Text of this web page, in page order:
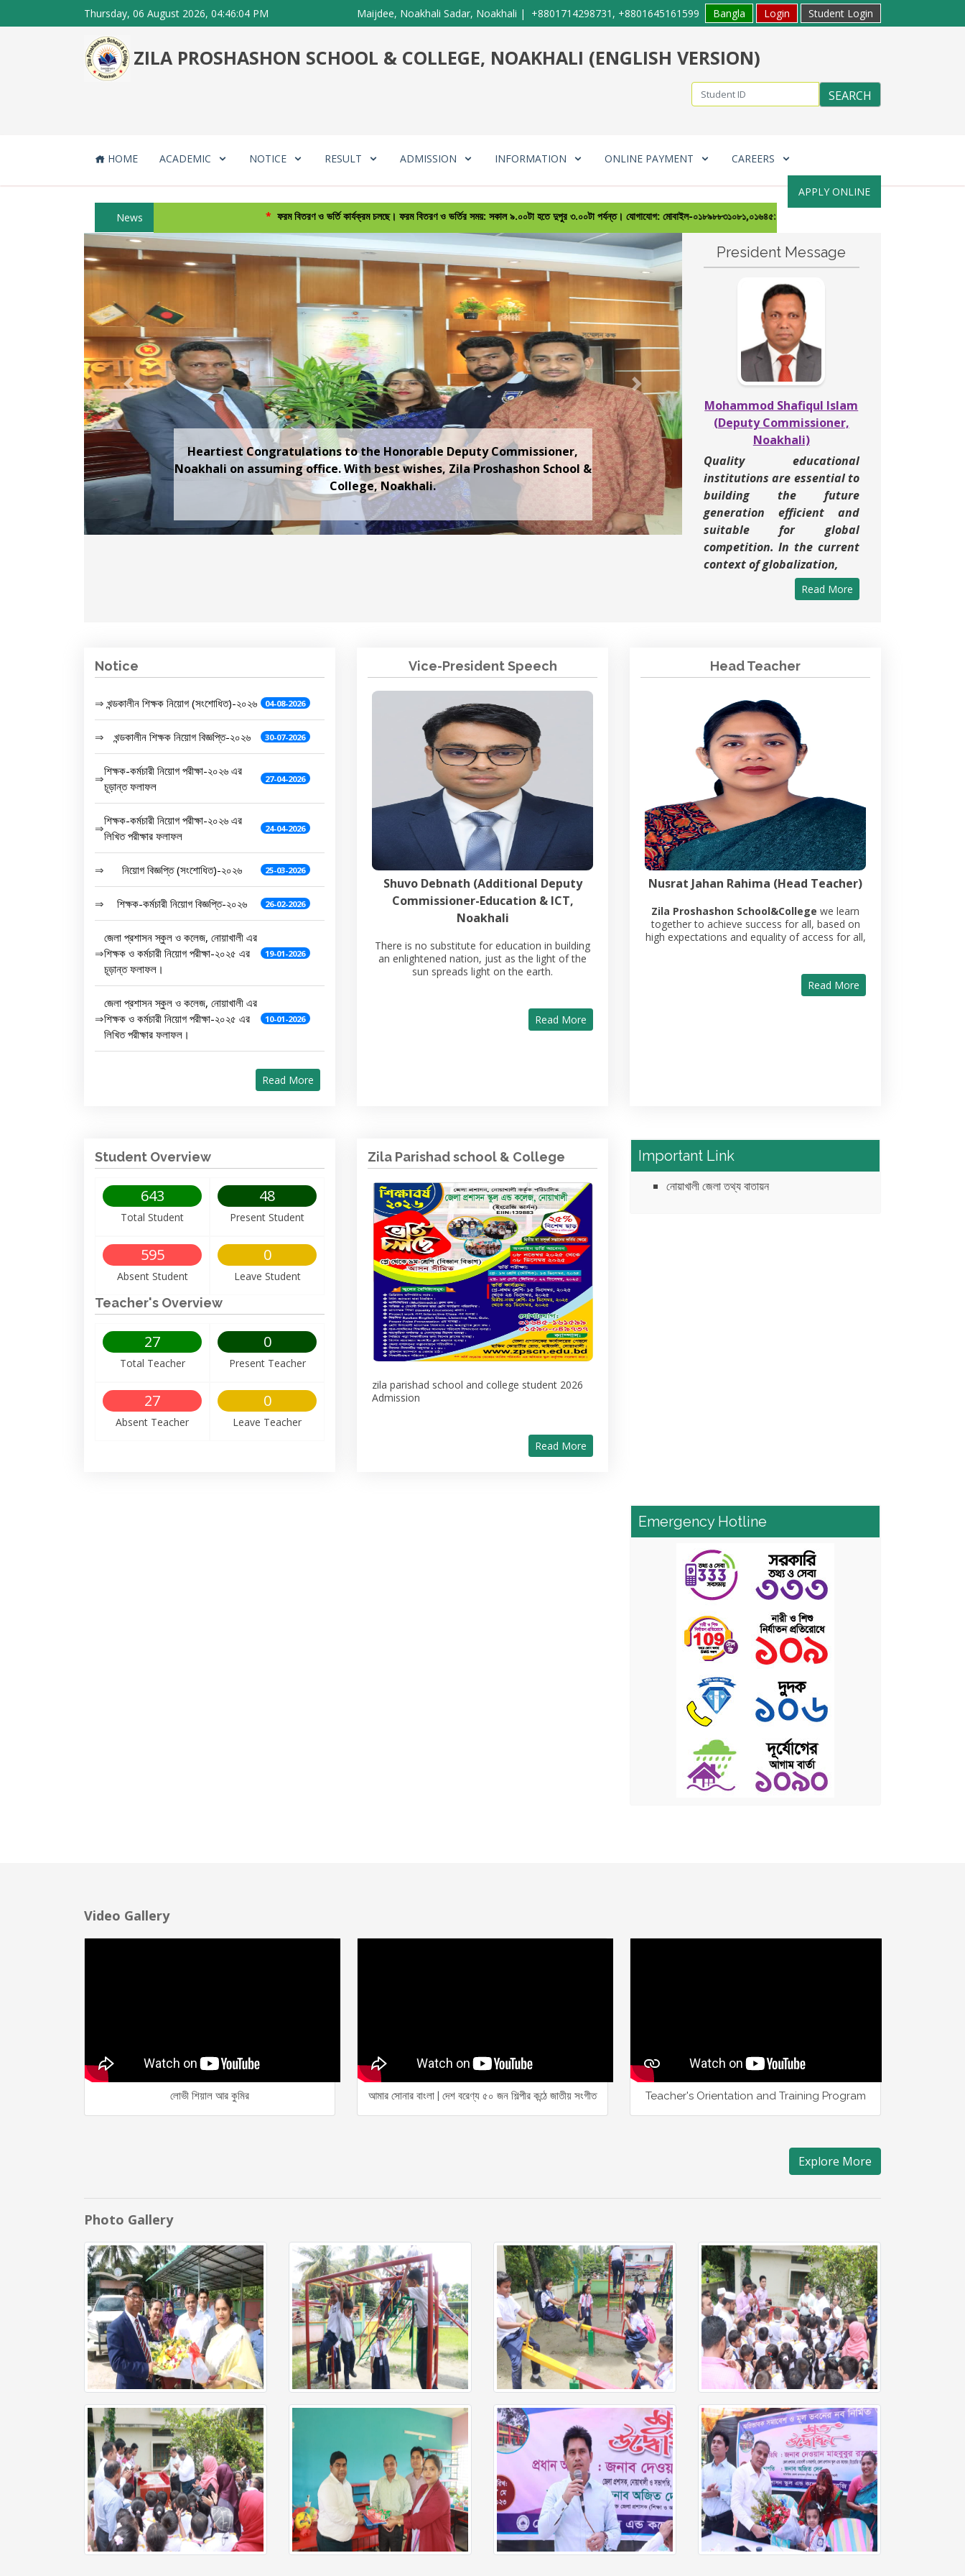
Thursday, 06 August 2026, 04:46:04 PM Maijdee, Noakhali Sadar, Noakhali | +8801714298731, +8801645161599 Bangla Login Student Login
ZILA PROSHASHON SCHOOL & COLLEGE, NOAKHALI (ENGLISH VERSION)
HOME ACADEMIC NOTICE RESULT ADMISSION INFORMATION ONLINE PAYMENT CAREERS
APPLY ONLINE
News
ফরম বিতরণ ও ভর্তি কার্যক্রম চলছে। ফরম বিতরণ ও ভর্তির সময়: সকাল ৯.০০টা হতে দুপুর ৩.০০টা পর্যন্ত। যোগাযোগ: মোবাইল-০১৮৯৮৮৩১০৮১,০১৬৪৫১৬১৫৯৯, ০১৫৯০০৪৯৭৩৭ ই-মেইল-
On 13th July, Thursday, Our honourable Divisional Commissioner Md.
Aminur Rahman sir along with his better half paid a visit to Zila
Proshashon School & College -English Version, Noakhali Our authority
and teachers were also present there. Before leaving, he participated
in the tree plantation program in the school premises.
Previous Next
President Message
Mohammod Shafiqul Islam
(Deputy Commissioner,
Noakhali)
Quality educational
institutions are essential to
building the future
generation efficient and
suitable for global
competition. In the current
context of globalization,
Read More
Notice
⇒ খন্ডকালীন শিক্ষক নিয়োগ (সংশোধিত)-২০২৬ 04-08-2026
⇒ খন্ডকালীন শিক্ষক নিয়োগ বিজ্ঞপ্তি-২০২৬ 30-07-2026
⇒
শিক্ষক-কর্মচারী নিয়োগ পরীক্ষা-২০২৬ এর
চূড়ান্ত ফলাফল
27-04-2026
⇒
শিক্ষক-কর্মচারী নিয়োগ পরীক্ষা-২০২৬ এর
লিখিত পরীক্ষার ফলাফল
24-04-2026
⇒ নিয়োগ বিজ্ঞপ্তি (সংশোধিত)-২০২৬ 25-03-2026
⇒ শিক্ষক-কর্মচারী নিয়োগ বিজ্ঞপ্তি-২০২৬ 26-02-2026
⇒
জেলা প্রশাসন স্কুল ও কলেজ, নোয়াখালী এর
শিক্ষক ও কর্মচারী নিয়োগ পরীক্ষা-২০২৫ এর
চূড়ান্ত ফলাফল।
19-01-2026
⇒
জেলা প্রশাসন স্কুল ও কলেজ, নোয়াখালী এর
শিক্ষক ও কর্মচারী নিয়োগ পরীক্ষা-২০২৫ এর
লিখিত পরীক্ষার ফলাফল।
10-01-2026
Read More
Vice-President Speech
Shuvo Debnath (Additional Deputy
Commissioner-Education & ICT,
Noakhali
There is no substitute for education in building
an enlightened nation, just as the light of the
sun spreads light on the earth.
Read More
Head Teacher
Nusrat Jahan Rahima (Head Teacher)
Zila Proshashon School&College we learn
together to achieve success for all, based on
high expectations and equality of access for all,
Read More
Student Overview
643
Total Student
48
Present Student
595
Absent Student
0
Leave Student
Teacher's Overview
27
Total Teacher
0
Present Teacher
27
Absent Teacher
0
Leave Teacher
Zila Parishad school & College
zila parishad school and college student 2026
Admission
Read More
Important Link
নোয়াখালী জেলা তথ্য বাতায়ন
Emergency Hotline
Video Gallery
লোভী শিয়াল আর কুমির আমার সোনার বাংলা | দেশ বরেণ্য ৫০ জন শিল্পীর কন্ঠে জাতীয় সংগীত Teacher's Orientation and Training Program
Explore More
Photo Gallery